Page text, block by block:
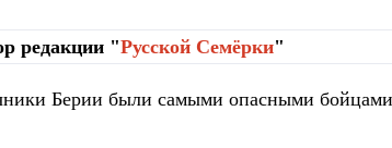
редакции "Русской Cемёрки"
Берии были самыми опасными